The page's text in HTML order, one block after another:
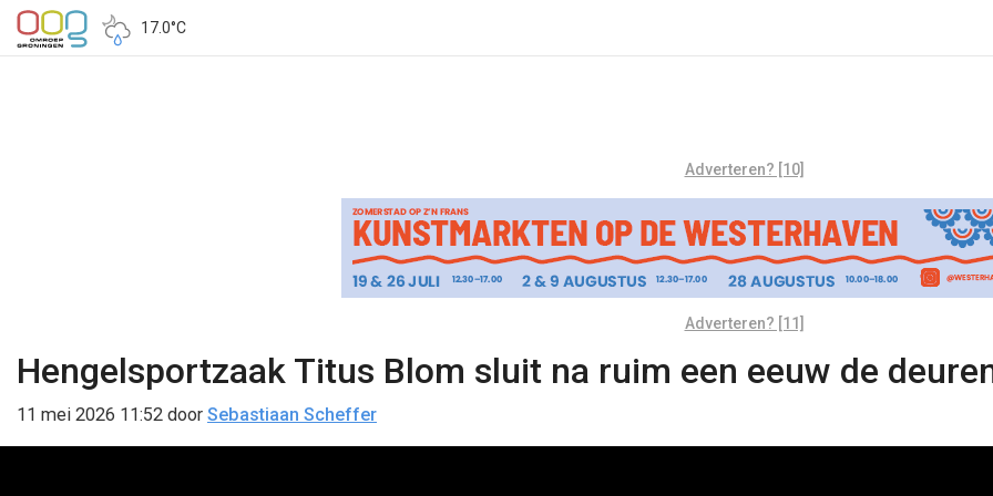
17.0°C
Adverteren? [10]
Adverteren? [11]
Hengelsportzaak Titus Blom sluit na ruim een eeuw de
11 mei 2026 11:52 door Sebastiaan Scheffer